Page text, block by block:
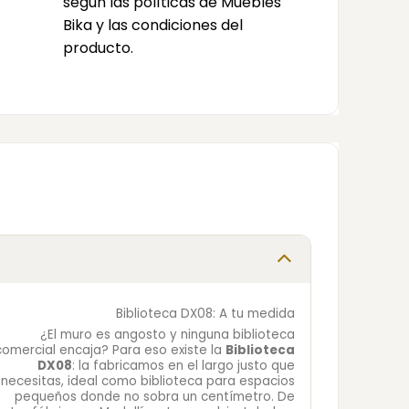
Bika y las condiciones del
producto.
Biblioteca DX08: A tu medida
¿El muro es angosto y ninguna biblioteca
encaja? Para eso existe la Biblioteca
DX08: la fabricamos en el largo justo que
necesitas, ideal como biblioteca para espacios
pequeños donde no sobra un centímetro. De